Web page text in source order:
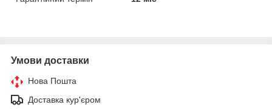
Умови доставки
Нова Пошта
Доставка кур'єром